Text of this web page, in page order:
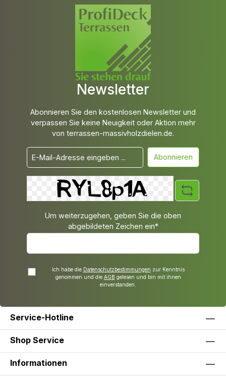
Newsletter
Abonnieren Sie den kostenlosen Newsletter und
verpassen Sie keine Neuigkeit oder Aktion mehr
von terrassen-massivholzdielen.de.
Abonnieren
Um weiterzugehen, geben Sie die oben
abgebildeten Zeichen ein*
Ich habe die Datenschutzbestimmungen zur Kenntnis
genommen und die AGB gelesen und bin mit ihnen
einverstanden.
Service-Hotline
Shop Service
Informationen